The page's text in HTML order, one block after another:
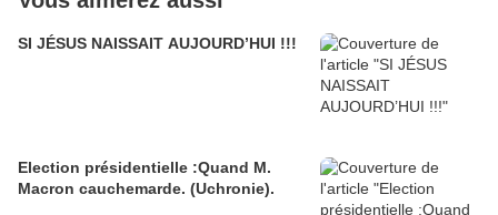
SI JÉSUS NAISSAIT AUJOURD’HUI !!!
Election présidentielle :Quand M.
Macron cauchemarde. (Uchronie).